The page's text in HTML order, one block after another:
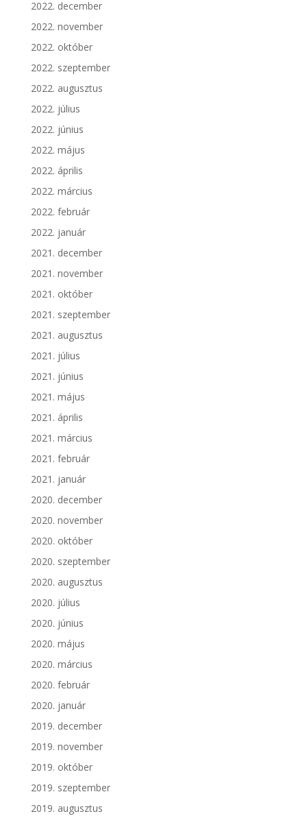
2022. december
2022. november
2022. október
2022. szeptember
2022. augusztus
2022. július
2022. június
2022. május
2022. április
2022. március
2022. február
2022. január
2021. december
2021. november
2021. október
2021. szeptember
2021. augusztus
2021. július
2021. június
2021. május
2021. április
2021. március
2021. február
2021. január
2020. december
2020. november
2020. október
2020. szeptember
2020. augusztus
2020. július
2020. június
2020. május
2020. március
2020. február
2020. január
2019. december
2019. november
2019. október
2019. szeptember
2019. augusztus